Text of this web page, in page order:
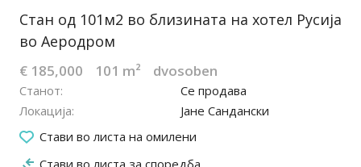
Стан од 101м2 во близината на хотел Русија
во Аеродром
€ 185,000 101 m² dvosoben
Станот
Се продава
Локација
Јане Сандански
Стави во листа на омилени
22.03.2026